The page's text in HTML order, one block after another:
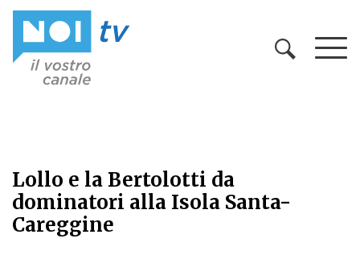
Lollo e la Bertolotti da
dominatori alla Isola Santa-
Careggine